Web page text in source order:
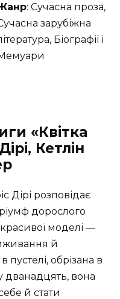
: Сучасна проза,
зарубіжна
Біографії і
«Квітка
Кетлін
Дірі розповідає
дорослого
красивої моделі —
й
обрізана в
дванадцять, вона
й стати